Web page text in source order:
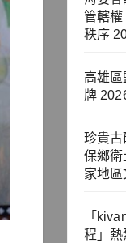
管轄權
秩序
高雄
牌
珍貴古
保鄉衛
家地
「
程」